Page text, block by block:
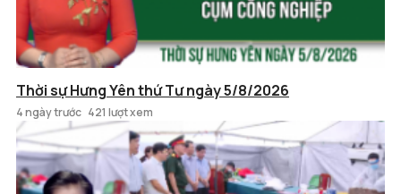
Thời sự Hưng Yên thứ Tư ngày 5/8/2026
4 ngày trước 421 lượt xem